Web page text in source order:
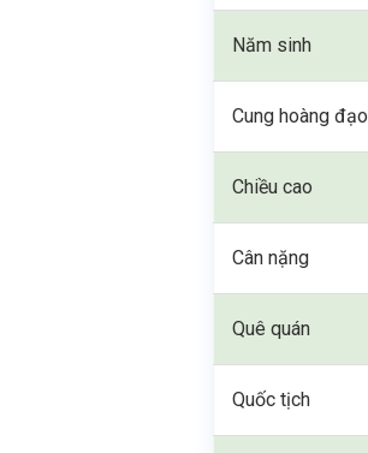
Năm sinh
Cung hoàng đạo
Chiều cao
Cân nặng
Quê quán
Quốc tịch